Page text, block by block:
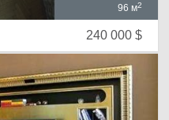
96 м2
240 000 $